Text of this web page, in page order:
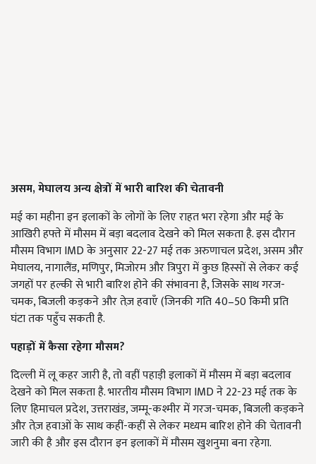
असम, मेघालय अन्य क्षेत्रों में भारी बारिश की चेतावनी
मई का महीना इन इलाकों के लोगों के लिए राहत भरा रहेगा और मई के
आखिरी हफ्ते में मौसम में बड़ा बदलाव देखने को मिल सकता है. इस दौरान
मौसम विभाग IMD के अनुसार 22-27 मई तक अरुणाचल प्रदेश, असम और
मेघालय, नागालैंड, मणिपुर, मिजोरम और त्रिपुरा में कुछ हिस्सों से लेकर कई
जगहों पर हल्की से भारी बारिश होने की संभावना है, जिसके साथ गरज-
चमक, बिजली कड़कने और तेज़ हवाएँ (जिनकी गति 40–50 किमी प्रति
घंटा तक पहुँच सकती है.
पहाड़ों में कैसा रहेगा मौसम?
दिल्ली में लू कहर जारी है, तो वहीं पहाड़ी इलाकों में मौसम में बड़ा बदलाव
देखने को मिल सकता है. भारतीय मौसम विभाग IMD ने 22-23 मई तक के
लिए हिमाचल प्रदेश, उत्तराखंड, जम्मू-कश्मीर में गरज-चमक, बिजली कड़कने
और तेज़ हवाओं के साथ कहीं-कहीं से लेकर मध्यम बारिश होने की चेतावनी
जारी की है और इस दौरान इन इलाकों में मौसम खुशनुमा बना रहेगा.